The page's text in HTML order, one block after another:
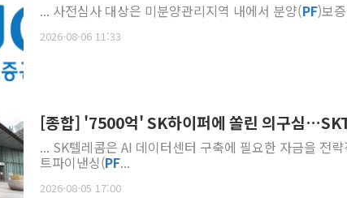
... 사전심사 대상은 미분양관리지역 내에서 분양(PF)보
2026-08-06 11:33
[종합] '7500억' SK하이퍼에 쏠린 의구심
... SK텔레콤은 AI 데이터센터 구축에 필요한 자금을 전
트파이낸싱(PF...
2026-08-05 17:00